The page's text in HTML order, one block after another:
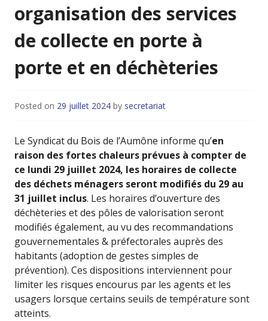
organisation des services
de collecte en porte à
porte et en déchèteries
Posted on 29 juillet 2024 by secretariat
Le Syndicat du Bois de l’Aumône informe qu’en
raison des fortes chaleurs prévues à compter de
ce lundi 29 juillet 2024, les horaires de collecte
des déchets ménagers seront modifiés du 29 au
31 juillet inclus. Les horaires d’ouverture des
déchèteries et des pôles de valorisation seront
modifiés également, au vu des recommandations
gouvernementales & préfectorales auprès des
habitants (adoption de gestes simples de
prévention). Ces dispositions interviennent pour
limiter les risques encourus par les agents et les
usagers lorsque certains seuils de température sont
atteints.